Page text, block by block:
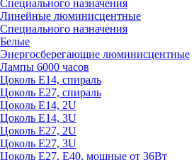
Специального назначения
Линейные люминисцентные
Специального назначения
Белые
Энергосберегающие люминисцентные
Лампы 6000 часов
Цоколь Е14, спираль
Цоколь Е27, спираль
Цоколь Е14, 2U
Цоколь Е14, 3U
Цоколь Е27, 2U
Цоколь Е27, 3U
Цоколь Е27, Е40, мощные от 36Вт